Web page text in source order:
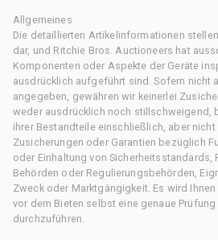
Allgemeines
Die detaillierten Artikelinformationen
dar, und Ritchie Bros. Auctioneers hat
Komponenten oder Aspekte der Geräte
ausdrücklich aufgeführt sind. Sofern nicht
angegeben, gewähren wir keinerlei
weder ausdrücklich noch stillschweigend,
ihrer Bestandteile einschließlich, aber
Zusicherungen oder Garantien bezüglich
oder Einhaltung von
Behörden oder Regulierungsbehörden,
Zweck oder Marktgängigkeit. Es wird
vor dem Bieten selbst eine genaue
durchzuführen.